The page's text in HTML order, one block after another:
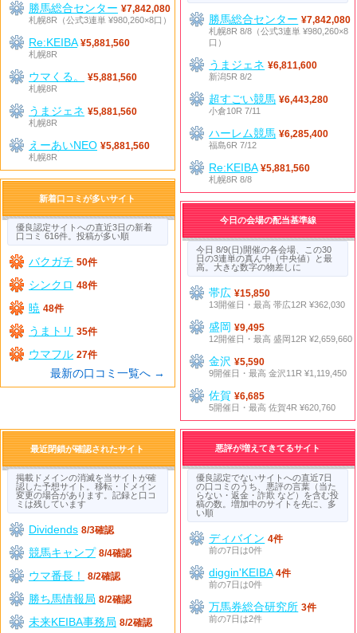
勝馬総合センター ¥7,842,080
札幌8R（公式3連単 ¥980,260×8口）
Re:KEIBA ¥5,881,560
札幌8R
ウマくる。
¥5,881,560
札幌8R
うまジェネ ¥5,881,560
札幌8R
えーあいNEO ¥5,881,560
札幌8R
勝馬総合センター ¥7,842,080
札幌8R 8/8（公式3連単 ¥980,260×8
口）
うまジェネ ¥6,811,600
新潟5R 8/2
超すごい競馬 ¥6,443,280
小倉10R 7/11
ハーレム競馬 ¥6,285,400
福島6R 7/12
Re:KEIBA ¥5,881,560
札幌8R 8/8
新着口コミが多いサイト
優良認定サイトへの直近3日の新着
口コミ 616件。投稿が多い順
バクガチ 50件
シンクロ 48件
暁 48件
うまトリ 35件
ウマフル 27件
最新の口コミ一覧へ →
今日の会場の配当基準線
今日 8/9(日)開催の各会場、この30
日の3連単の真ん中（中央値）と最
高。大きな数字の物差しに
帯広¥15,850
13開催日・最高 帯広12R ¥362,030
盛岡¥9,495
12開催日・最高 盛岡12R ¥2,659,660
金沢¥5,590
9開催日・最高 金沢11R ¥1,119,450
佐賀¥6,685
5開催日・最高 佐賀4R ¥620,760
悪評が増えてきてるサイト
優良認定でないサイトへの直近7日
の口コミのうち、悪評の言葉（当た
らない・返金・詐欺 など）を含む投
稿の数。増加中のサイトを先に、多
い順
ディバイン 4件
前の7日は0件
diggin'KEIBA 4件
前の7日は0件
万馬券総合研究所 3件
前の7日は2件
最近閉鎖が確認されたサイト
掲載ドメインの消滅を当サイトが確
認した予想サイト。移転・ドメイン
変更の場合があります。記録と口コ
ミは残しています
Dividends 8/3確認
競馬キャンプ 8/4確認
ウマ番長！ 8/2確認
勝ち馬情報局 8/2確認
未来KEIBA事務局 8/2確認